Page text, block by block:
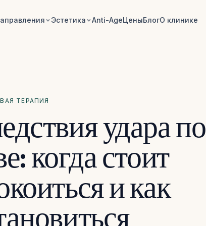
Эстетика Anti-AgeЦеныБлогО клинике
ТЕРАПИЯ
удара по
когда стоит
и как